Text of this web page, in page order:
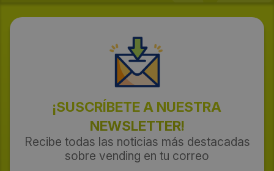
¡SUSCRÍBETE A NUESTRA
NEWSLETTER!
Recibe todas las noticias más destacadas
sobre vending en tu correo